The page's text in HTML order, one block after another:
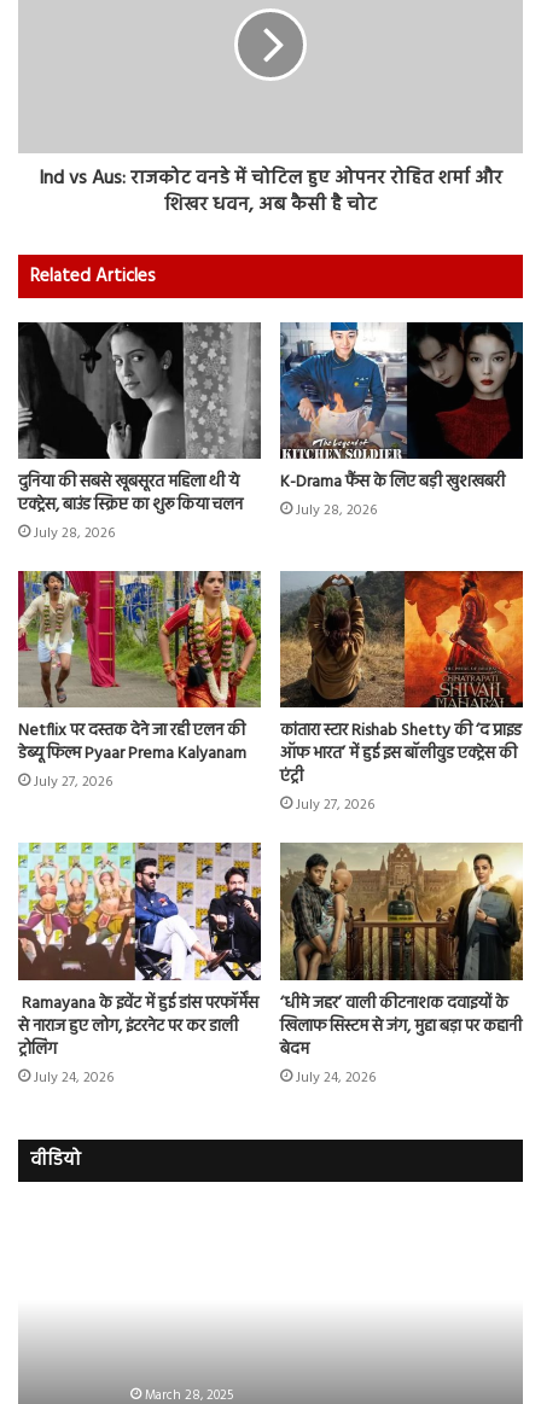
Ind vs Aus: राजकोट वनडे में चोटिल हुए ओपनर रोहित शर्मा और
शिखर धवन, अब कैसी है चोट
Related Articles
दुनिया की सबसे खूबसूरत महिला थी ये
एक्ट्रेस, बाउंड स्क्रिप्ट का शुरू किया चलन
July 28, 2026
K-Drama फैंस के लिए बड़ी खुशखबरी
July 28, 2026
Netflix पर दस्तक देने जा रही एलन की
डेब्यू फिल्म Pyaar Prema Kalyanam
July 27, 2026
कांतारा स्टार Rishab Shetty की ‘द प्राइड
ऑफ भारत’ में हुई इस बॉलीवुड एक्ट्रेस की
एंट्री
July 27, 2026
Ramayana के इवेंट में हुई डांस परफॉर्मेंस
से नाराज हुए लोग, इंटरनेट पर कर डाली
ट्रोलिंग
July 24, 2026
‘धीमे जहर’ वाली कीटनाशक दवाइयों के
खिलाफ सिस्टम से जंग, मुद्दा बड़ा पर कहानी
बेदम
July 24, 2026
वीडियो
March 28, 2025